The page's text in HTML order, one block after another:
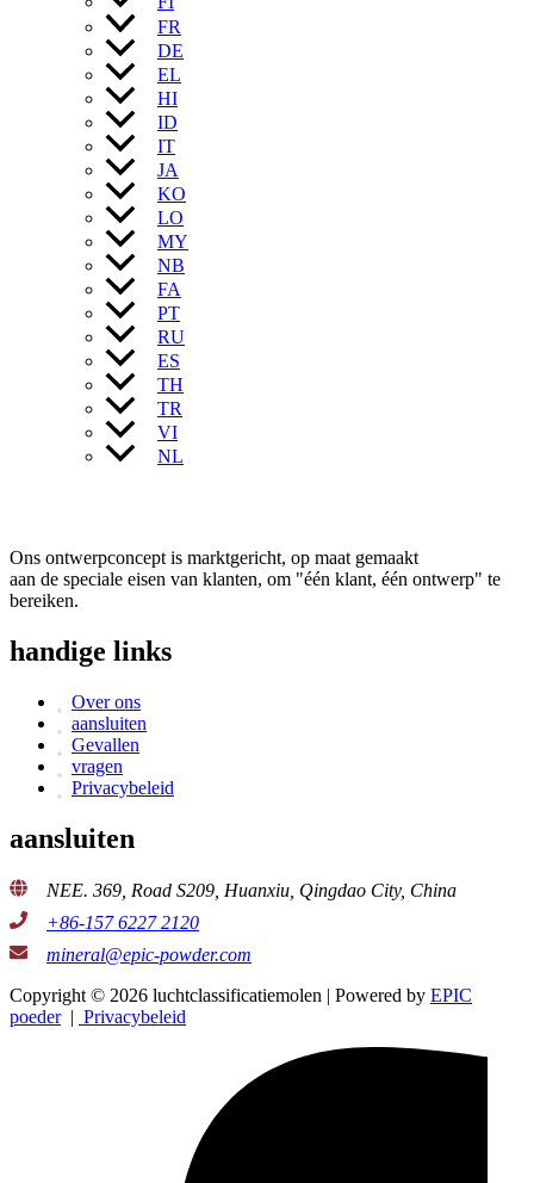
FR
DE
EL
HI
ID
IT
JA
KO
LO
MY
NB
FA
PT
RU
ES
TH
TR
VI
NL
Ons ontwerpconcept is marktgericht, op maat gemaakt
aan de speciale eisen van klanten, om "één klant, één ontwerp" te
bereiken.
handige links
Over ons
aansluiten
Gevallen
vragen
Privacybeleid
aansluiten
NEE. 369, Road S209, Huanxiu, Qingdao City, China
+86-157 6227 2120
mineral@epic-powder.com
Copyright © 2026 luchtclassificatiemolen | Powered by EPIC
poeder| Privacybeleid